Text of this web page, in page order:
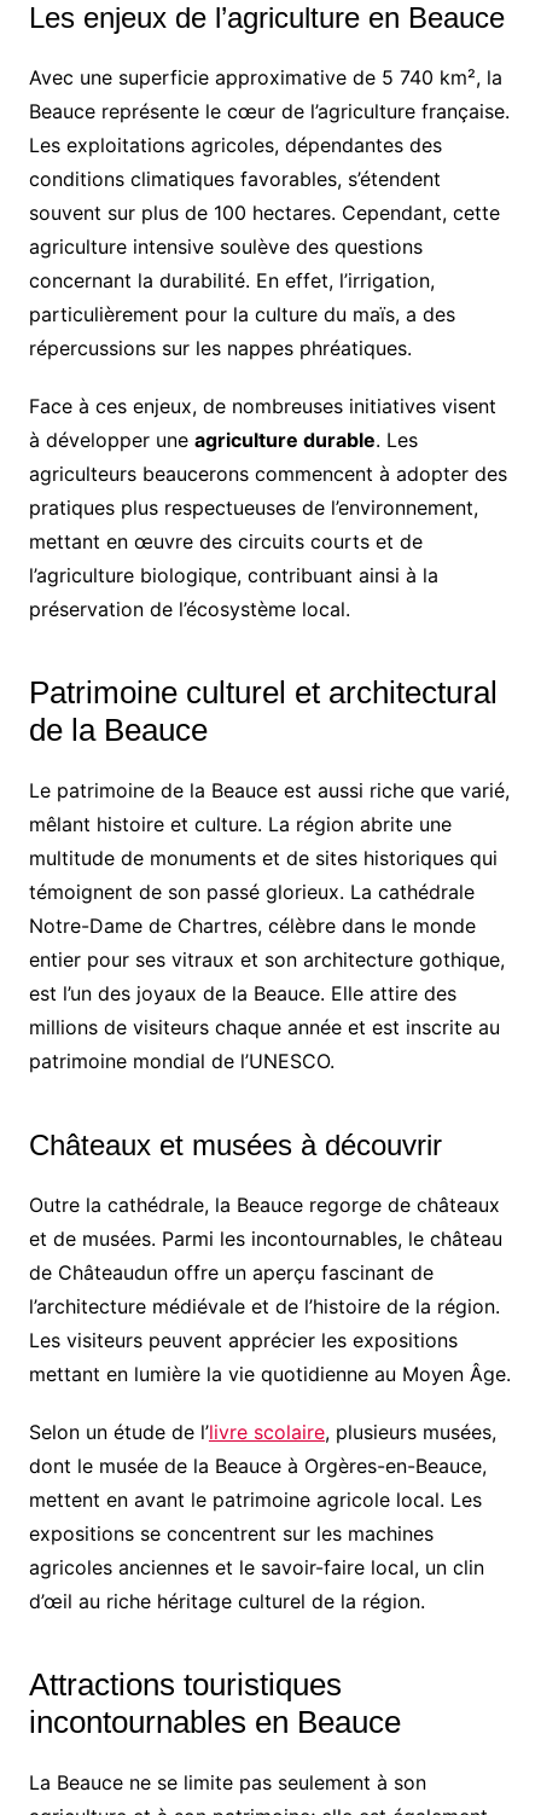
Les enjeux de l’agriculture en Beauce
Avec une superficie approximative de 5 740 km², la
Beauce représente le cœur de l’agriculture française.
Les exploitations agricoles, dépendantes des
conditions climatiques favorables, s’étendent
souvent sur plus de 100 hectares. Cependant, cette
agriculture intensive soulève des questions
concernant la durabilité. En effet, l’irrigation,
particulièrement pour la culture du maïs, a des
répercussions sur les nappes phréatiques.
Face à ces enjeux, de nombreuses initiatives visent
à développer une agriculture durable. Les
agriculteurs beaucerons commencent à adopter des
pratiques plus respectueuses de l’environnement,
mettant en œuvre des circuits courts et de
l’agriculture biologique, contribuant ainsi à la
préservation de l’écosystème local.
Patrimoine culturel et architectural
de la Beauce
Le patrimoine de la Beauce est aussi riche que varié,
mêlant histoire et culture. La région abrite une
multitude de monuments et de sites historiques qui
témoignent de son passé glorieux. La cathédrale
Notre-Dame de Chartres, célèbre dans le monde
entier pour ses vitraux et son architecture gothique,
est l’un des joyaux de la Beauce. Elle attire des
millions de visiteurs chaque année et est inscrite au
patrimoine mondial de l’UNESCO.
Châteaux et musées à découvrir
Outre la cathédrale, la Beauce regorge de châteaux
et de musées. Parmi les incontournables, le château
de Châteaudun offre un aperçu fascinant de
l’architecture médiévale et de l’histoire de la région.
Les visiteurs peuvent apprécier les expositions
mettant en lumière la vie quotidienne au Moyen Âge.
Selon un étude de l’livre scolaire, plusieurs musées,
dont le musée de la Beauce à Orgères-en-Beauce,
mettent en avant le patrimoine agricole local. Les
expositions se concentrent sur les machines
agricoles anciennes et le savoir-faire local, un clin
d’œil au riche héritage culturel de la région.
Attractions touristiques
incontournables en Beauce
La Beauce ne se limite pas seulement à son